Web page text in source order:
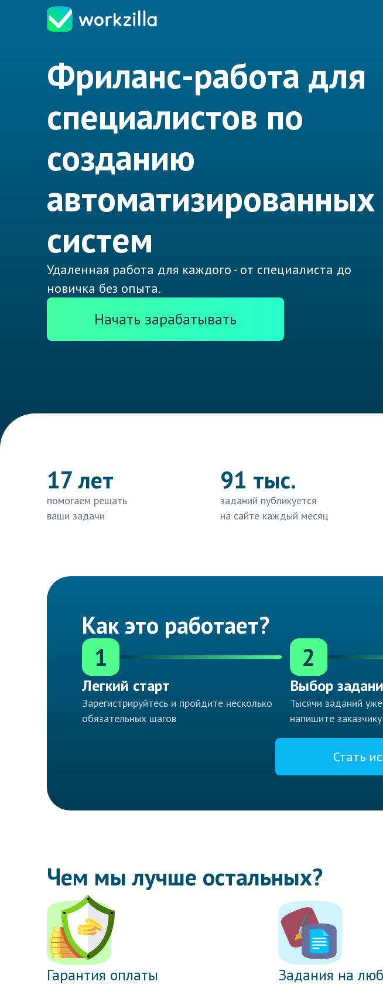
Фриланс-работа для
специалистов по
созданию
автоматизированных
систем
Удаленная работа для каждого - от специалиста до
новичка без опыта.
Начать зарабатывать
17 лет
помогаем решать
ваши задачи
91 тыс.
заданий публикуется
на сайте каждый месяц
Как это работает?
1
Легкий старт
Зарегистрируйтесь и пройдите несколько
обязательных шагов
2
Выбор
Тысячи заданий
напишите заказчику
Стать
Чем мы лучше остальных?
Гарантия оплаты Задания на